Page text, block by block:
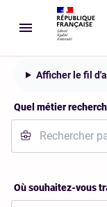
Accéder au menu
Accéder au contenu
Accéder au pied de
Ouvrir le menu
Afficher le fil
Quel métier
Où souhaitez-vous